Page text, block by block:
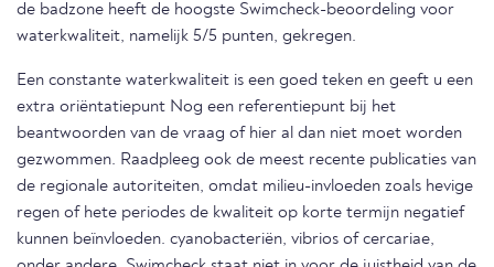
de badzone heeft de hoogste Swimcheck-beoordeling voor
waterkwaliteit, namelijk 5/5 punten, gekregen.
Een constante waterkwaliteit is een goed teken en geeft u een
extra oriëntatiepunt Nog een referentiepunt bij het
beantwoorden van de vraag of hier al dan niet moet worden
gezwommen. Raadpleeg ook de meest recente publicaties van
de regionale autoriteiten, omdat milieu-invloeden zoals hevige
regen of hete periodes de kwaliteit op korte termijn negatief
kunnen beïnvloeden. cyanobacteriën, vibrios of cercariae,